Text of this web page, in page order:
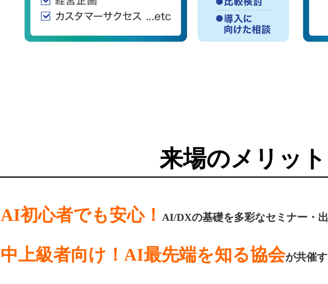
来場のメリット
AI初心者でも安心！ AI/DXの基礎を多彩なセミナー・
中上級者向け！AI最先端を知る協会が共催